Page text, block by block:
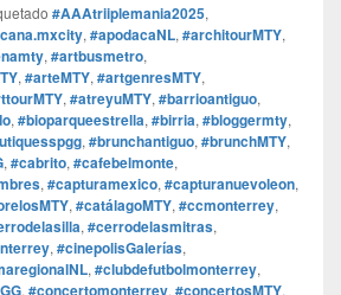
#AAAtriiplemania2025,
, #apodacaNL, #architourMTY,
, #artbusmetro,
, #arteMTY, #artgenresMTY,
, #atreyuMTY, #barrioantiguo,
, #bioparqueestrella, #birria, #bloggermty,
, #brunchantiguo, #brunchMTY,
, #cabrito, #cafebelmonte,
, #capturamexico, #capturanuevoleon,
, #catálagoMTY, #ccmonterrey,
, #cerrodelasmitras,
, #cinepolisGalerías,
, #clubdefutbolmonterrey,
, #concertomonterrey, #concertosMTY,